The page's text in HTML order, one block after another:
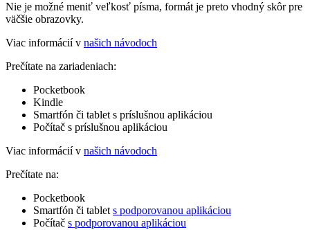
Nie je možné meniť veľkosť písma, formát je preto vhodný skôr pre
väčšie obrazovky.
Viac informácií v našich návodoch
Prečítate na zariadeniach:
Pocketbook
Kindle
Smartfón či tablet s príslušnou aplikáciou
Počítač s príslušnou aplikáciou
Viac informácií v našich návodoch
Prečítate na:
Pocketbook
Smartfón či tablet s podporovanou aplikáciou
Počítač s podporovanou aplikáciou